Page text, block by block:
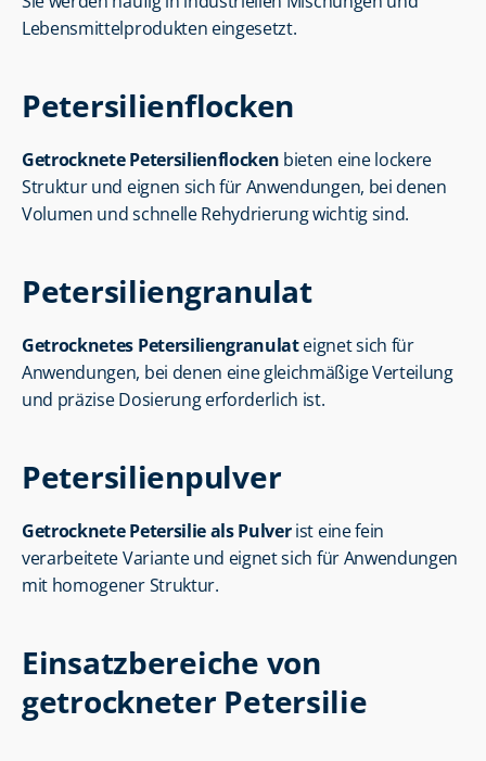
Lebensmittelprodukten eingesetzt.
Petersilienflocken
Getrocknete Petersilienflocken bieten eine lockere
Struktur und eignen sich für Anwendungen, bei denen
Volumen und schnelle Rehydrierung wichtig sind.
Petersiliengranulat
Getrocknetes Petersiliengranulat eignet sich für
Anwendungen, bei denen eine gleichmäßige Verteilung
und präzise Dosierung erforderlich ist.
Petersilienpulver
Getrocknete Petersilie als Pulver ist eine fein
verarbeitete Variante und eignet sich für Anwendungen
mit homogener Struktur.
Einsatzbereiche von
getrockneter Petersilie